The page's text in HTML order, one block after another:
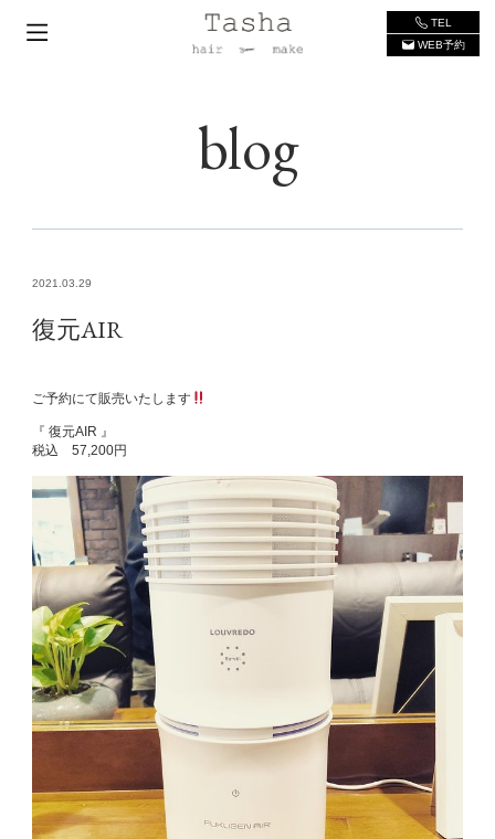
TEL
WEB予約
blog
2021.03.29
復元AIR
ご予約にて販売いたします
『 復元AIR 』
税込 57,200円